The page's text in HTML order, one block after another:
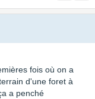
fois où on a
d'une foret à
a penché